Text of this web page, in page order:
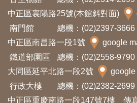
中正區襄陽路25號(本館斜對面)
南門館
總機：(02)2397-3666
中正區南昌路一段1號
google
鐵道部園區
總機：(02)2558-9790
大同區延平北路一段2號
google
行政大樓
總機：(02)2382-2699
中正區重慶南路一段147號7樓 傳